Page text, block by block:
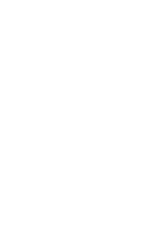
нажав на кнопку